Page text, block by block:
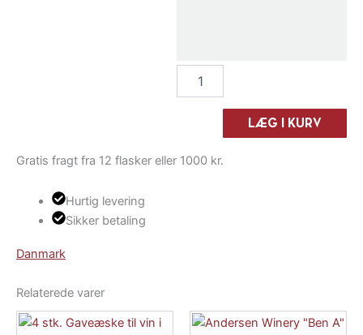
2020
antal
LÆG I KURV
Gratis fragt fra 12 flasker eller 1000 kr.
Hurtig levering
Sikker betaling
Danmark
Relaterede varer